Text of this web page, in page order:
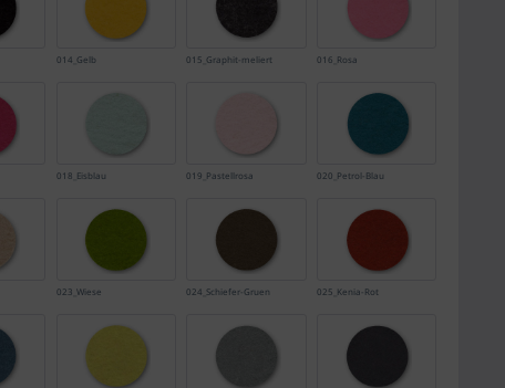
014_Gelb 015_Graphit-meliert 016_Rosa
018_Eisblau 019_Pastellrosa 020_Petrol-Blau
023_Wiese 024_Schiefer-Gruen 025_Kenia-Rot